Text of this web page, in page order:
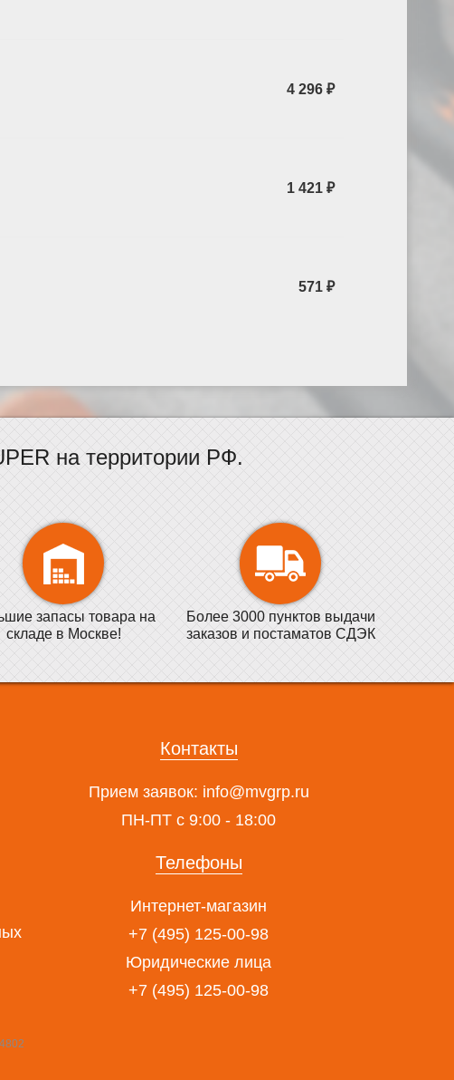
4 296 ₽
1 421 ₽
571 ₽
на территории РФ.
запасы товара на
складе в Москве!
Более 3000 пунктов выдачи
заказов и постаматов СДЭК
Контакты
Прием заявок: info@mvgrp.ru
ПН-ПТ с 9:00 - 18:00
Телефоны
Интернет-магазин
+7 (495) 125-00-98
Юридические лица
+7 (495) 125-00-98